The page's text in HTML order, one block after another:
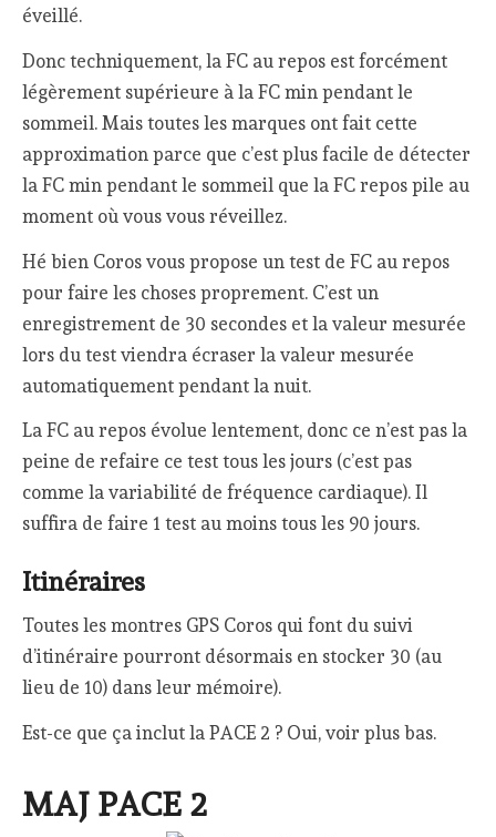
éveillé.
Donc techniquement, la FC au repos est forcément
légèrement supérieure à la FC min pendant le
sommeil. Mais toutes les marques ont fait cette
approximation parce que c’est plus facile de détecter
la FC min pendant le sommeil que la FC repos pile au
moment où vous vous réveillez.
Hé bien Coros vous propose un test de FC au repos
pour faire les choses proprement. C’est un
enregistrement de 30 secondes et la valeur mesurée
lors du test viendra écraser la valeur mesurée
automatiquement pendant la nuit.
La FC au repos évolue lentement, donc ce n’est pas la
peine de refaire ce test tous les jours (c’est pas
comme la variabilité de fréquence cardiaque). Il
suffira de faire 1 test au moins tous les 90 jours.
Itinéraires
Toutes les montres GPS Coros qui font du suivi
d’itinéraire pourront désormais en stocker 30 (au
lieu de 10) dans leur mémoire).
Est-ce que ça inclut la PACE 2 ? Oui, voir plus bas.
MAJ PACE 2